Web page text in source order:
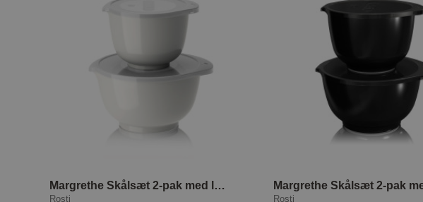
Margrethe Skålsæt 2-pak med låg Hvid
Rosti Rosti